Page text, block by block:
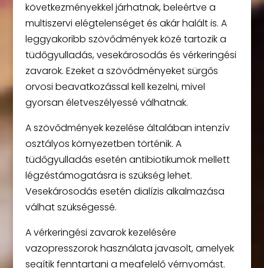
következményekkel járhatnak, beleértve a
multiszervi elégtelenséget és akár halált is. A
leggyakoribb szövődmények közé tartozik a
tüdőgyulladás, vesekárosodás és vérkeringési
zavarok. Ezeket a szövődményeket sürgős
orvosi beavatkozással kell kezelni, mivel
gyorsan életveszélyessé válhatnak.
A szövődmények kezelése általában intenzív
osztályos környezetben történik. A
tüdőgyulladás esetén antibiotikumok mellett
légzéstámogatásra is szükség lehet.
Vesekárosodás esetén dialízis alkalmazása
válhat szükségessé.
A vérkeringési zavarok kezelésére
vazopresszorok használata javasolt, amelyek
segítik fenntartani a megfelelő vérnyomást.